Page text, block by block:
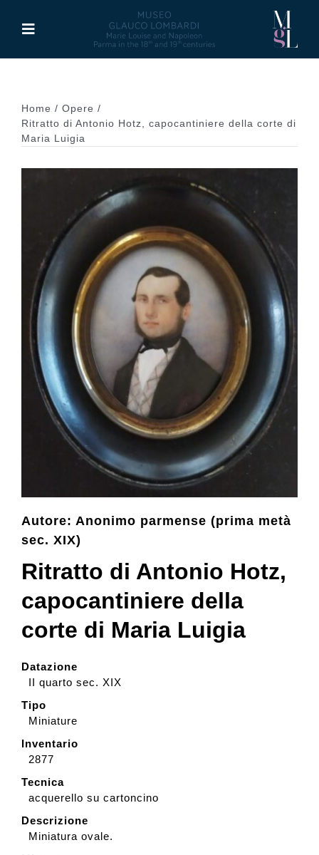
contentToggle
Activities
Marie Louise of Austria
Glauco Lombardi
Palazzo di Riserva
Publications
Collection
Contacts and tickets
Accessibility
Donate
Search
Home
Opere
Ritratto di Antonio Hotz, capocantiniere della corte di
Maria Luigia
Autore: Anonimo parmense (prima metà
sec. XIX)
Ritratto di Antonio Hotz,
capocantiniere della
corte di Maria Luigia
Datazione
II quarto sec. XIX
Tipo
Miniature
Inventario
2877
Tecnica
acquerello su cartoncino
Descrizione
Miniatura ovale.